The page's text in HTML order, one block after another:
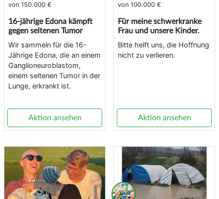
von 150.000 €
16-jährige Edona kämpft
gegen seltenen Tumor
Wir sammeln für die 16-
Jährige Edona, die an einem
Ganglioneuroblastom,
einem seltenen Tumor in der
Lunge, erkrankt ist.
Aktion ansehen
von 100.000 €
Für meine schwerkranke
Frau und unsere Kinder.
Bitte helft uns, die Hoffnung
nicht zu verlieren.
Aktion ansehen